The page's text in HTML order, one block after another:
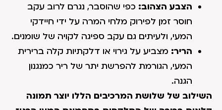
הצבע הצהוב: כפי שהוסבר, נגרם לרוב עקב
חוסר זמן לפירוק מלחי המרה על ידי חיידקי
המעי, ולעיתים גם עקב ספיגה לקויה של שומנים.
הריר: מצביע על גירוי או דלקתיות קלה ברירית
המעי, הגורמת להפרשת יתר של ריר כמנגנון
הגנה.
השילוב של שלושת המרכיבים הללו יוצר תמונה